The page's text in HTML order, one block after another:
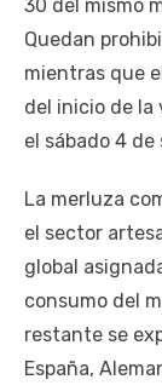
30 del mismo
Quedan
mientras que
del inicio de la
el sábado 4 de
La merluza
el sector
global
consumo del
restante se
España,